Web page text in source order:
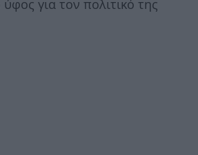
για τον πολιτικό της